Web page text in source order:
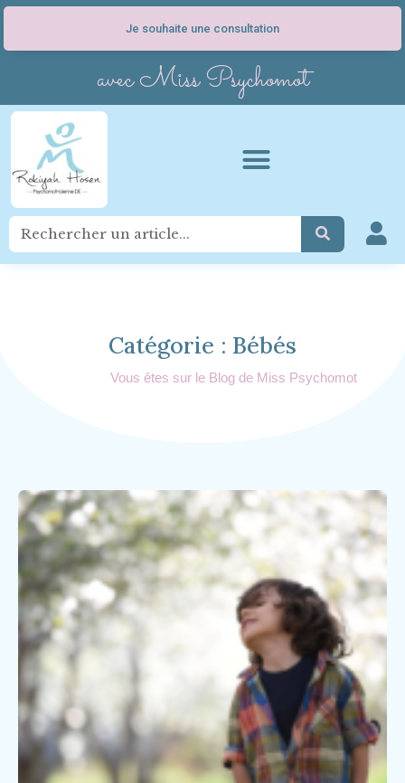
Je souhaite une consultation
avec Miss Psychomot
Catégorie : Bébés
Vous êtes sur le Blog de Miss Psychomot